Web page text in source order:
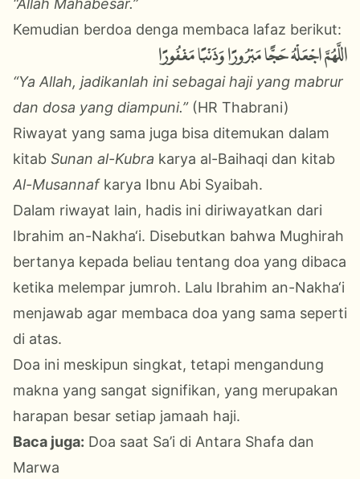
“Allah Mahabesar.”
Kemudian berdoa denga membaca lafaz berikut:
اللَّهُمَّ اجْعَلْهُ حَجًّا مَبْرُورًا وَذَنْبًا مَغْفُورًا
“Ya Allah, jadikanlah ini sebagai haji yang mabrur
dan dosa yang diampuni.” (HR Thabrani)
Riwayat yang sama juga bisa ditemukan dalam
kitab Sunan al-Kubra karya al-Baihaqi dan kitab
Al-Musannafkarya Ibnu Abi Syaibah.
Dalam riwayat lain, hadis ini diriwayatkan dari
Ibrahim an-Nakha‘i. Disebutkan bahwa Mughirah
bertanya kepada beliau tentang doa yang dibaca
ketika melempar jumroh. Lalu Ibrahim an-Nakha‘i
menjawab agar membaca doa yang sama seperti
di atas.
Doa ini meskipun singkat, tetapi mengandung
makna yang sangat signifikan, yang merupakan
harapan besar setiap jamaah haji.
Baca juga: Doa saat Sa’i di Antara Shafa dan
Marwa